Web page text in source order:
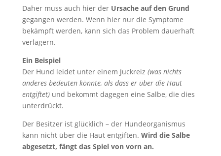
Daher muss auch hier der Ursache auf den Grund
gegangen werden. Wenn hier nur die Symptome
bekämpft werden, kann sich das Problem dauerhaft
verlagern.
Ein Beispiel
Der Hund leidet unter einem Juckreiz (was nichts
anderes bedeuten könnte, als dass er über die Haut
entgiftet)und bekommt dagegen eine Salbe, die dies
unterdrückt.
Der Besitzer ist glücklich – der Hundeorganismus
kann nicht über die Haut entgiften. Wird die Salbe
abgesetzt, fängt das Spiel von vorn an.